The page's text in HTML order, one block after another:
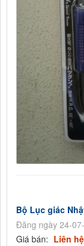
Bộ Lục giác
Đăng ngày 24-
Giá bán: Liên hệ